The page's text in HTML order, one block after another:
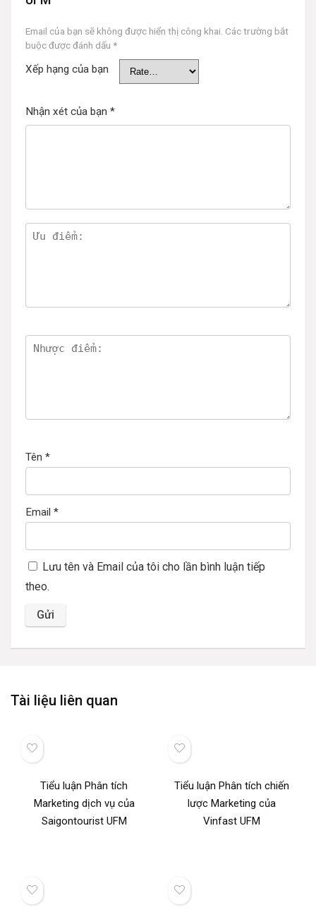
Email của bạn sẽ không được hiển thị công khai. Các trường bắt
buộc được đánh dấu *
Xếp hạng của bạn
Nhận xét của bạn *
Tên *
Email *
Lưu tên và Email của tôi cho lần bình luận tiếp
theo.
Tài liệu liên quan
Tiểu luận Phân tích
Marketing dịch vụ của
Saigontourist UFM
Tiểu luận Phân tích chiến
lược Marketing của
Vinfast UFM